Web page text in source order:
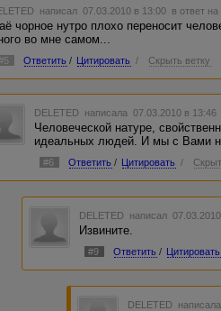
написал 07.03.2010 в 13:00 в ответ на
чорное нутро плохо переносит
во мне самом...
Ответить / Цитировать / Скрыть ветку
DELETED написала 07.03.2010 в
Человеческой натуре,
идеальных людей. И мы с Вами
#6 Ответить / Цитировать /
DELETED написал
Извините.
#9 Ответить / Цитировать
DELETED